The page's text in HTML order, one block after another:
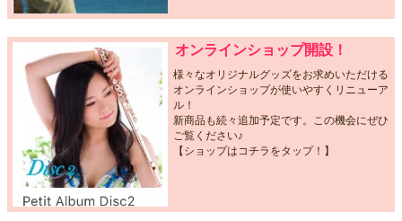
オンラインショップ開設！
様々なオリジナルグッズをお求めいただける
オンラインショップが使いやすくリニューア
ル！
新商品も続々追加予定です。この機会にぜひ
ご覧ください♪
【ショップはコチラをタップ！】